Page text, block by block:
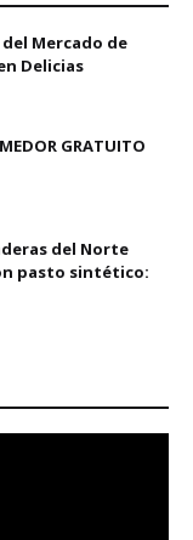
Mercado de
Delicias
GRATUITO
del Norte
pasto sintético: